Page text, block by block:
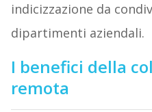
indicizzazione da
dipartimenti aziendali.
I benefici della
remota